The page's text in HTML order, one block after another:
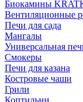
Биокамины
Вентиляционные
Печи для сада
Мангалы
Универсальная
Смокеры
Печи для казана
Костровые чаши
Грили
Коптильни